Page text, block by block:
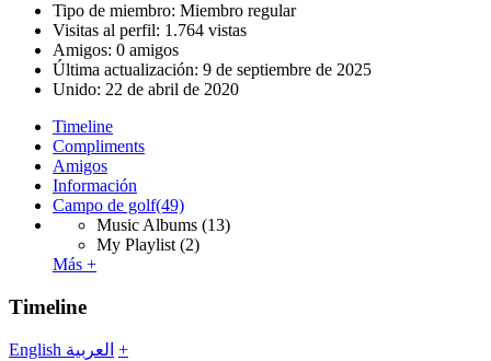
Tipo de miembro: Miembro regular
Visitas al perfil: 1.764 vistas
Amigos: 0 amigos
Última actualización: 9 de septiembre de 2025
Unido: 22 de abril de 2020
Timeline
Compliments
Amigos
Información
Campo de golf(49)
Music Albums (13)
My Playlist (2)
Más +
Timeline
English العربية +